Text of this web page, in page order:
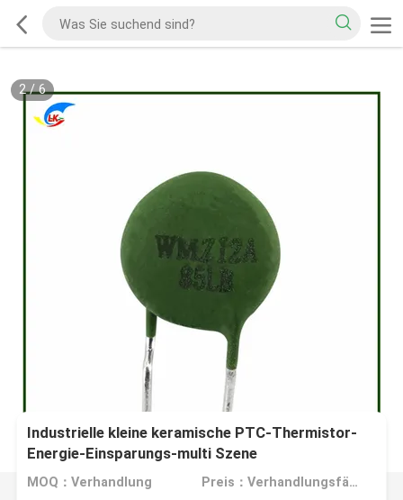
2/6
Industrielle kleine keramische PTC-Thermistor-
Energie-Einsparungs-multi Szene
MOQ：Verhandlung Preis：Verhandlungsfähig